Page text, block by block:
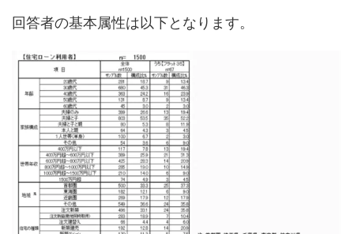
回答者の基本属性は以下となります。